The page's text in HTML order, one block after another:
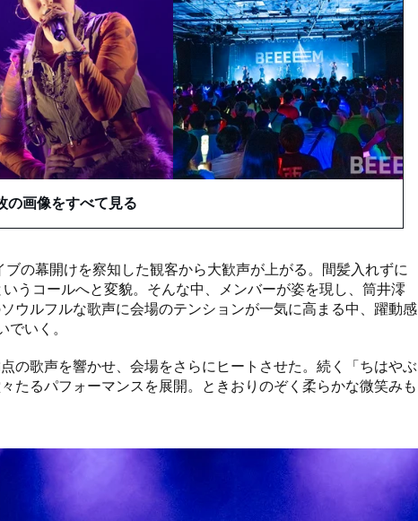
の画像をすべて見る
の幕開けを察知した観客から大歓声が上がる。間髪入れずに
うコールへと変貌。そんな中、メンバーが姿を現し、筒井澪
ウルフルな歌声に会場のテンションが一気に高まる中、躍動感
いく。
の歌声を響かせ、会場をさらにヒートさせた。続く「ちはやぶ
たるパフォーマンスを展開。ときおりのぞく柔らかな微笑みも